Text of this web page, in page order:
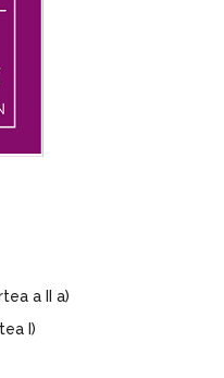
a II a)
I)